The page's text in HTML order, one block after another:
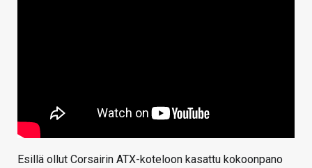
Esillä ollut Corsairin ATX-koteloon kasattu kokoonpano